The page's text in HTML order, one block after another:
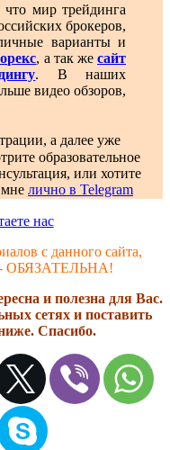
мир трейдинга
брокеров,
варианты и
, а так жесайт
. В наших
видео обзоров,
а далее уже
образовательное
или хотите
лично в Telegram
с данного сайта,
- ОБЯЗАТЕЛЬНА!
и полезна для Вас.
сетях и поставить
Спасибо.